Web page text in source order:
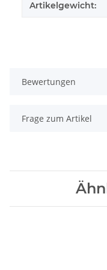
Artikelgewicht:
Bewertungen
Frage zum Artikel